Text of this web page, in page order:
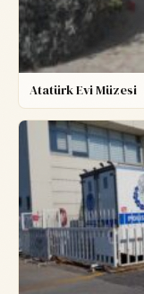
Atatürk Evi Müzesi